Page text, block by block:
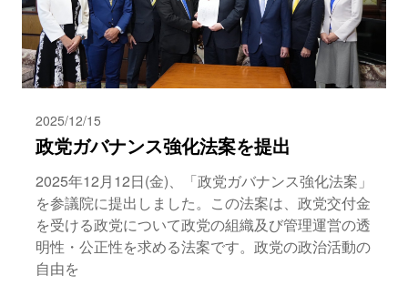
2025/12/15
政党ガバナンス強化法案を提出
2025年12月12日(金)、「政党ガバナンス強化法案」
を参議院に提出しました。この法案は、政党交付金
を受ける政党について政党の組織及び管理運営の透
明性・公正性を求める法案です。政党の政治活動の
自由を